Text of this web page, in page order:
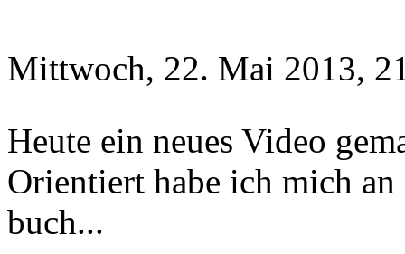
Mittwoch, 22. Mai 2013,
Heute ein neues Video
Orientiert habe ich mich
buch...